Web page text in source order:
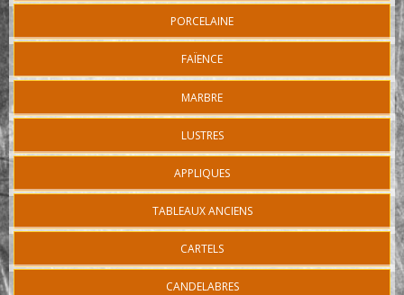
PORCELAINE
FAÏENCE
MARBRE
LUSTRES
APPLIQUES
TABLEAUX ANCIENS
CARTELS
CANDELABRES